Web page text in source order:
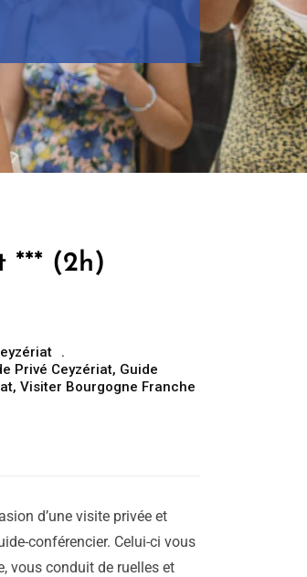
*** (2h)
Privé Ceyzériat, Guide
, Visiter Bourgogne Franche
d’une visite privée et
conférencier. Celui-ci vous
vous conduit de ruelles et